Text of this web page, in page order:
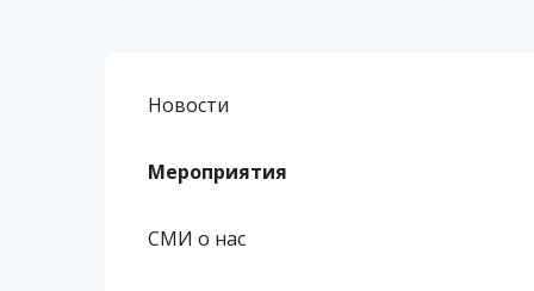
Новости
Мероприятия
СМИ о нас